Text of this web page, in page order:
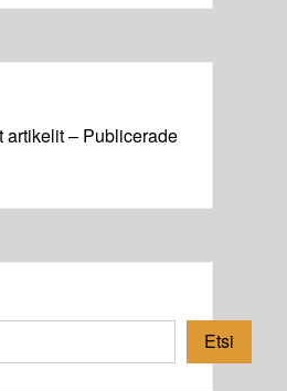
artikelit – Publicerade
Etsi